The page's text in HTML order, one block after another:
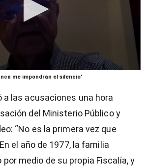
me impondrán el silencio'
a las acusaciones una hora
del Ministerio Público y
“No es la primera vez que
el año de 1977, la familia
medio de su propia Fiscalía, y